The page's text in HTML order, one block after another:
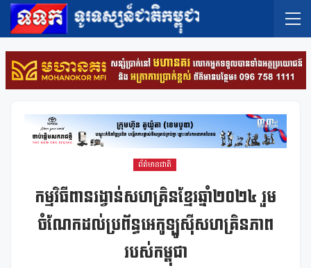
ព័ត៌មានជាតិ
កម្មវិធីពានរង្វាន់សហគ្រិនខ្មែរឆ្នាំ២០២៤ រួម
ចំណែកដល់ប្រព័ន្ធអេកូឡូស៊ីសហគ្រិនភាព
របស់កម្ពុជា